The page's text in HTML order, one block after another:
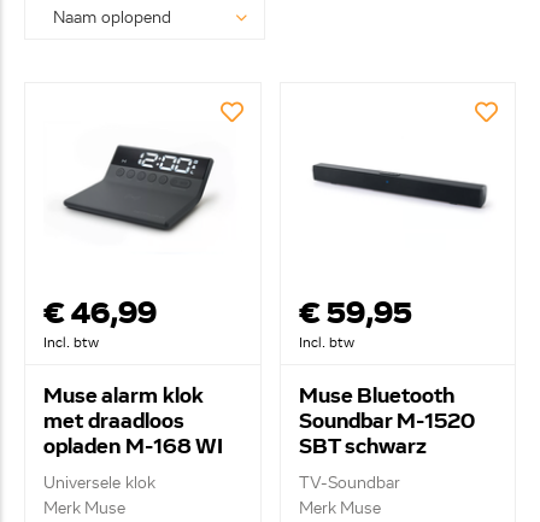
€ 46,99
Incl. btw
Muse alarm klok
met draadloos
opladen M-168 WI
Universele klok
Merk Muse
€ 59,95
Incl. btw
Muse Bluetooth
Soundbar M-1520
SBT schwarz
TV-Soundbar
Merk Muse